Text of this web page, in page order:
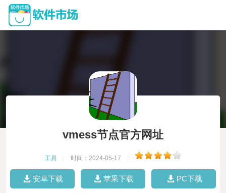
vmess节点官方网址
工具 时间：2024-05-17
安卓下载 苹果下载 PC下载